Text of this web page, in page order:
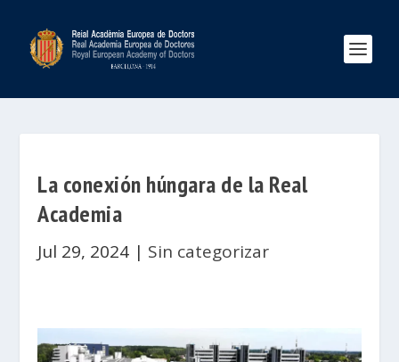
La conexión húngara de la Real
Academia
Jul 29, 2024 | Sin categorizar